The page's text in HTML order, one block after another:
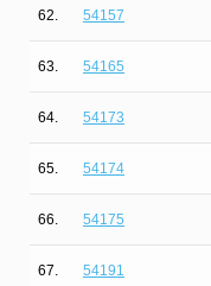
62. 54157
63. 54165
64. 54173
65. 54174
66. 54175
67. 54191